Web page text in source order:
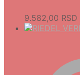
9.582,00 RSD